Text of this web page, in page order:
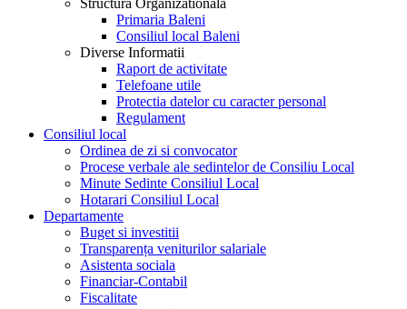
Structura Organizationala
Primaria Baleni
Consiliul local Baleni
Diverse Informatii
Raport de activitate
Telefoane utile
Protectia datelor cu caracter personal
Regulament
Consiliul local
Ordinea de zi si convocator
Procese verbale ale sedintelor de Consiliu Local
Minute Sedinte Consiliul Local
Hotarari Consiliul Local
Departamente
Buget si investitii
Transparența veniturilor salariale
Asistenta sociala
Financiar-Contabil
Fiscalitate